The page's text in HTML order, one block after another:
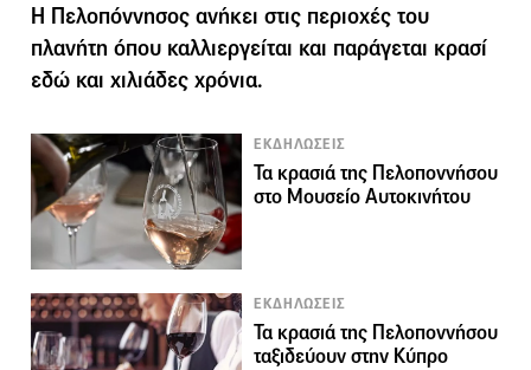
Η Πελοπόννησος ανήκει στις περιοχές του
πλανήτη όπου καλλιεργείται και παράγεται κρασί
εδώ και χιλιάδες χρόνια.
ΕΚΔΗΛΩΣΕΙΣ
Τα κρασιά της Πελοποννήσου
στο Μουσείο Αυτοκινήτου
ΕΚΔΗΛΩΣΕΙΣ
Τα κρασιά της Πελοποννήσου
ταξιδεύουν στην Κύπρο